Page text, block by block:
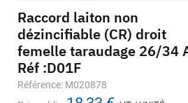
Raccord laiton non
dézincifiable (CR) droit
femelle taraudage 26/34
Réf :D01F
Référence: M020878